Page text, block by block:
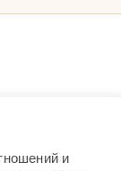
и